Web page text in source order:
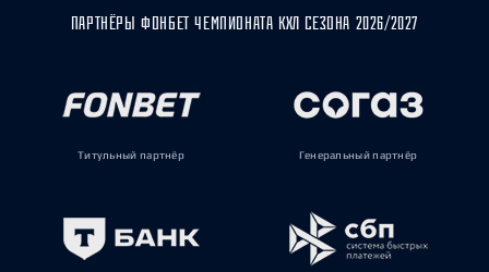
ПАРТНЁРЫ ФОНБЕТ ЧЕМПИОНАТА КХЛ СЕЗОНА 2026/2027
Титульный партнёр Генеральный партнёр